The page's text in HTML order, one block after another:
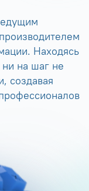
Находясь
на шаг не
создавая